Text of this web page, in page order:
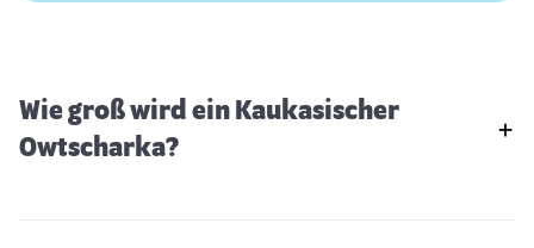
Wie groß wird ein Kaukasischer
Owtscharka?